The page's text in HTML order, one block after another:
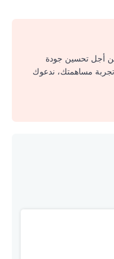
من أجل تحسين جودة
تجربة مساهمتك، ندعوك